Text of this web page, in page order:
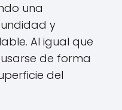
una
y
Al igual que
de forma
del